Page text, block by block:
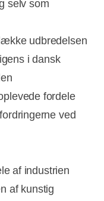
selv som
udbredelsen
i dansk
fordele
ved
af industrien
af kunstig